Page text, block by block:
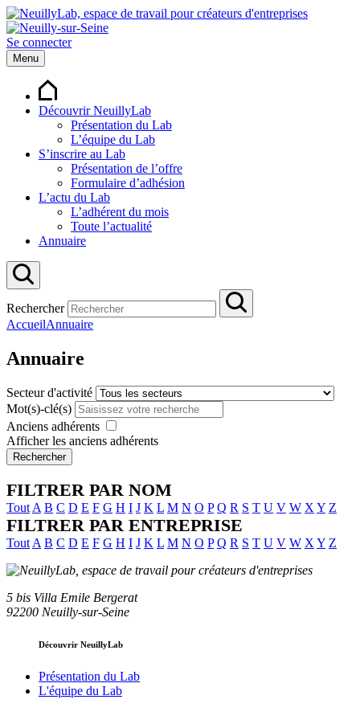
Se connecter
Menu
Découvrir NeuillyLab
Présentation du Lab
L’équipe du Lab
S’inscrire au Lab
Présentation de l’offre
Formulaire d’adhésion
L’actu du Lab
L’adhérent du mois
Toute l’actualité
Annuaire
Rechercher
AccueilAnnuaire
Annuaire
Secteur d'activité
Mot(s)-clé(s)
Anciens adhérents
Afficher les anciens adhérents
Rechercher
FILTRER PAR NOM
Tout A B C D E F G H I J K L M N O P Q R S T U V W X Y Z
FILTRER PAR ENTREPRISE
Tout A B C D E F G H I J K L M N O P Q R S T U V W X Y Z
5 bis Villa Emile Bergerat
92200 Neuilly-sur-Seine
Découvrir NeuillyLab
Présentation du Lab
L'équipe du Lab